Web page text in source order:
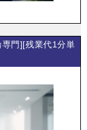
専門][残業代1分単